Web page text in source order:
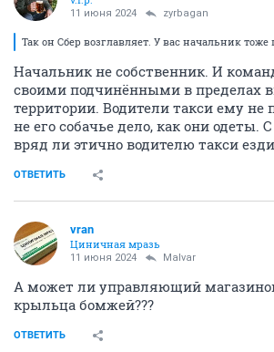
11 июня 2024 zyrbagan
Так он Сбер возглавляет. У вас начальник
Начальник не собственник. И
своими подчинёнными в пределах
территории. Водители такси ему не
не его собачье дело, как они одеты.
вряд ли этично водителю такси
ОТВЕТИТЬ
vran
Циничная мразь
11 июня 2024 Malvar
А может ли управляющий
крыльца бомжей???
ОТВЕТИТЬ